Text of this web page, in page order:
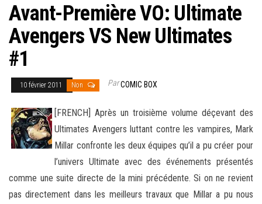
Avant-Première VO: Ultimate
Avengers VS New Ultimates
#1
10 février 2011 Non ParCOMIC BOX
[FRENCH] Après un troisième volume déçevant des
Ultimates Avengers luttant contre les vampires, Mark
Millar confronte les deux équipes qu’il a pu créer pour
l’univers Ultimate avec des événements présentés
comme une suite directe de la mini précédente. Si on ne revient
pas directement dans les meilleurs travaux que Millar a pu nous